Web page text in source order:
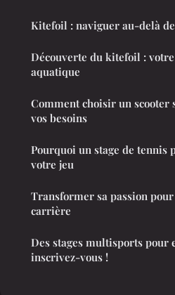
Kitefoil : naviguer au-delà
Découverte du kitefoil :
aquatique
Comment choisir un scooter
vos besoins
Pourquoi un stage de
votre jeu
Transformer sa passion
carrière
Des stages multisports pour
inscrivez-vous !